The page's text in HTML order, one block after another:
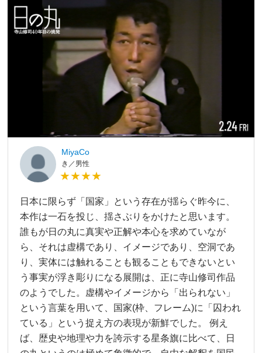
MiyaCo
き／男性
★★★★
日本に限らず「国家」という存在が揺らぐ昨今に、
本作は一石を投じ、揺さぶりをかけたと思います。
誰もが日の丸に真実や正解や本心を求めていなが
ら、それは虚構であり、イメージであり、空洞であ
り、実体には触れることも観ることもできないとい
う事実が浮き彫りになる展開は、正に寺山修司作品
のようでした。虚構やイメージから「出られない」
という言葉を用いて、国家(枠、フレーム)に「囚われ
ている」という捉え方の表現が新鮮でした。 例え
ば、歴史や地理や力を誇示する星条旗に比べて、日